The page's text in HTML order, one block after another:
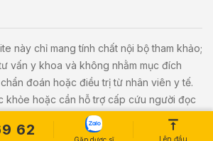
62
Lên đầu
này chỉ mang tính chất nội bộ tham khảo;
vấn y khoa và không nhằm mục đích
đoán hoặc điều trị từ nhân viên y tế.
khỏe hoặc cần hỗ trợ cấp cứu người đọc
cơ sở y tế gần nhất.